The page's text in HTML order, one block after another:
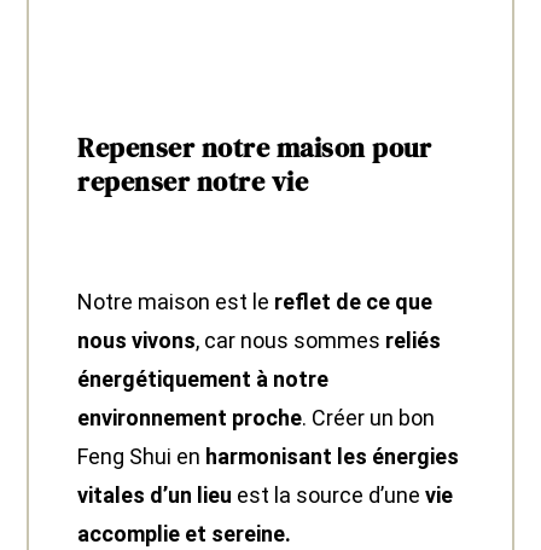
Repenser notre maison pour
repenser notre vie
Notre maison est le reflet de ce que
nous vivons, car nous sommes reliés
énergétiquement à notre
environnement proche. Créer un bon
Feng Shui en harmonisant les énergies
vitales d’un lieu est la source d’unevie
accomplie et sereine.